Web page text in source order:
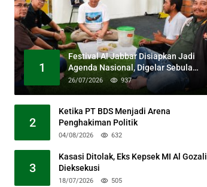
1
Festival Al Jabbar Disiapkan Jadi
Agenda Nasional, Digelar Sebulan
Penuh di Kawasan Masjid Raya Al
26/07/2026 937
2
Ketika PT BDS Menjadi Arena
Penghakiman Politik
04/08/2026 632
3
Kasasi Ditolak, Eks Kepsek MI Al Gozali
Dieksekusi
18/07/2026 505